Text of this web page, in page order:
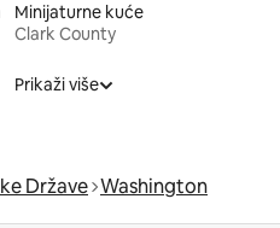
Minijaturne kuće
Clark County
Prikaži više
Države Washington